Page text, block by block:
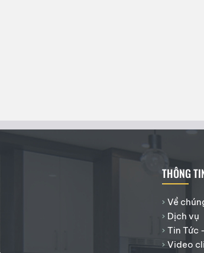
THÔNG
Về
Dịch vụ
Tin Tức
Video